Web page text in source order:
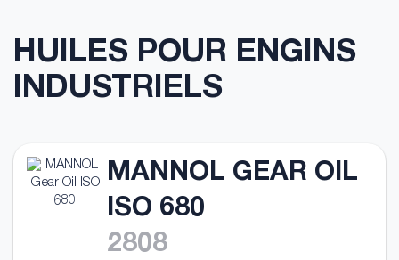
HUILES POUR ENGINS
INDUSTRIELS
MANNOL GEAR OIL
ISO 680
2808